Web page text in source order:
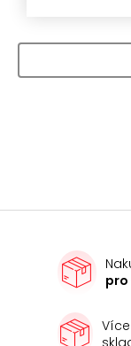
pro